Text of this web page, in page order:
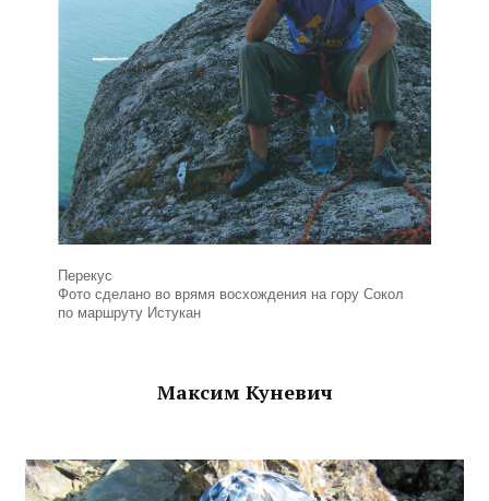
Перекус
Фото сделано во врямя восхождения на гору Сокол
по маршруту Истукан
Максим Куневич